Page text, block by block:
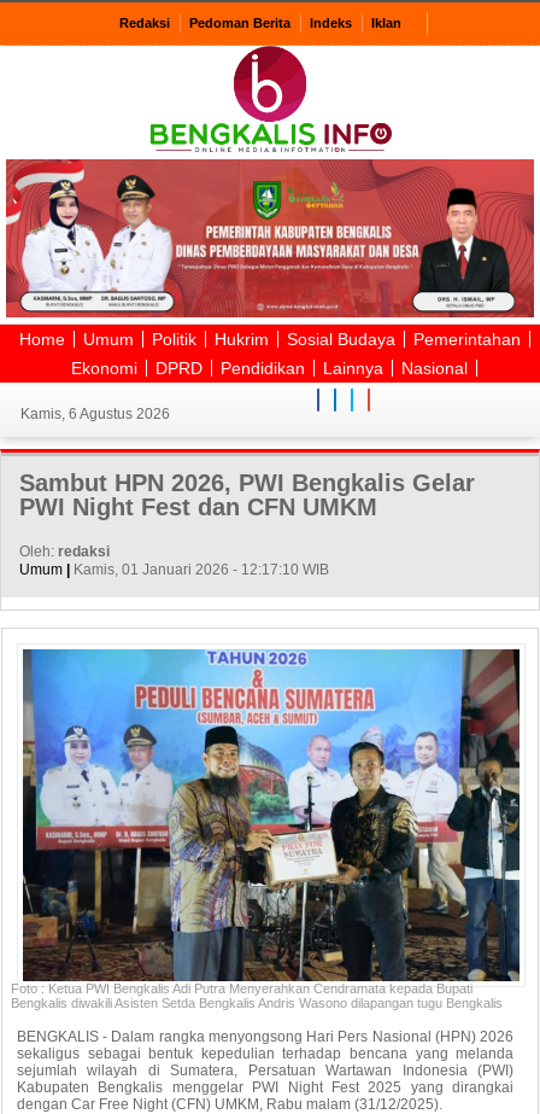
Redaksi Pedoman Berita Indeks Iklan
Home Umum Politik Hukrim Sosial Budaya
Pemerintahan
Ekonomi
DPRD Pendidikan Lainnya Nasional
Kamis, 6 Agustus 2026
Sambut HPN 2026, PWI Bengkalis Gelar
PWI Night Fest dan CFN UMKM
Oleh: redaksi
Umum
Kamis, 01 Januari 2026 - 12:17:10 WIB
Foto : Ketua PWI Bengkalis Adi Putra Menyerahkan Cendramata kepada Bupati
Bengkalis diwakili Asisten Setda Bengkalis Andris Wasono dilapangan tugu Bengkalis
BENGKALIS - Dalam rangka menyongsong Hari Pers Nasional (HPN) 2026
sekaligus sebagai bentuk kepedulian terhadap bencana yang melanda
sejumlah wilayah di Sumatera, Persatuan Wartawan Indonesia (PWI)
Kabupaten Bengkalis menggelar PWI Night Fest 2025 yang dirangkai
dengan Car Free Night (CFN) UMKM, Rabu malam (31/12/2025).